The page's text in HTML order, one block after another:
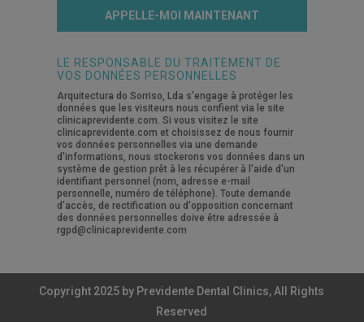
APPELLE-MOI MAINTENANT
LE RESPONSABLE DU TRAITEMENT DE
VOS DONNÉES PERSONNELLES
Arquitectura do Sorriso, Lda s'engage à protéger les
données que les visiteurs nous confient via le site
clinicaprevidente.com. Si vous visitez le site
clinicaprevidente.com et choisissez de nous fournir
vos données personnelles via une demande
d'informations, nous stockerons vos données dans un
système de gestion prêt à les récupérer à l'aide d'un
identifiant personnel (nom, adresse e-mail
personnelle, numéro de téléphone). Toute demande
d'accès, de rectification ou d'opposition concernant
des données personnelles doive être adressée à
rgpd@clinicaprevidente.com
Copyright 2025 by Previdente Dental Clinics, All Rights
Reserved